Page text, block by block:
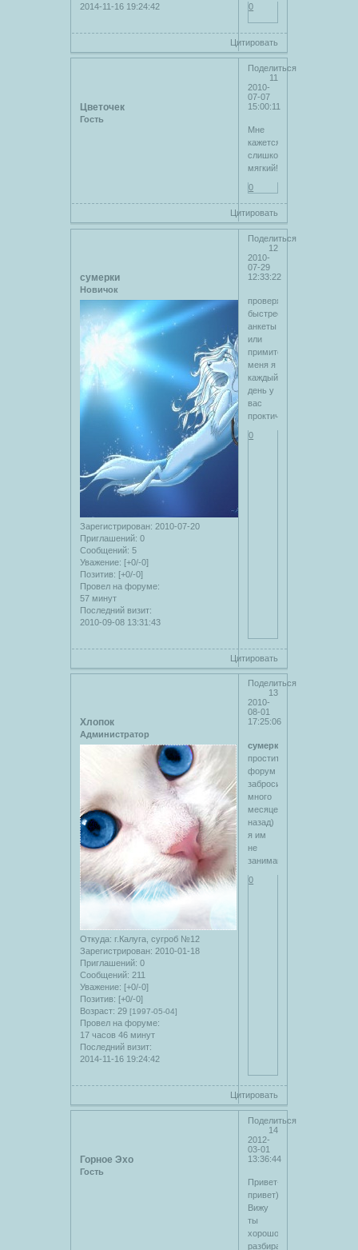
2014-11-16 19:24:42
0
Цитировать
Поделиться
11
2010-
07-07
15:00:11
Цветочек
Гость
Мне
кажется
слишком
мягкий!
0
Цитировать
Поделиться
12
2010-
07-29
12:33:22
сумерки
Новичок
Зарегистрирован: 2010-07-20
Приглашений: 0
Сообщений: 5
Уважение: [+0/-0]
Позитив: [+0/-0]
Провел на форуме:
57 минут
Последний визит:
2010-09-08 13:31:43
проверяйте
быстрее
анкеты
или
примите
меня я
каждый
день у
вас
проктически
0
Цитировать
Поделиться
13
2010-
08-01
17:25:06
Хлопок
Администратор
Откуда: г.Калуга, сугроб №12
Зарегистрирован: 2010-01-18
Приглашений: 0
Сообщений: 211
Уважение: [+0/-0]
Позитив: [+0/-0]
Возраст: 29[1997-05-04]
Провел на форуме:
17 часов 46 минут
Последний визит:
2014-11-16 19:24:42
сумерки
простите,
форум
забросили
много
месяцев
назад)
я им
не
занимаюсь
0
Цитировать
Поделиться
14
2012-
03-01
13:36:44
Горное Эхо
Гость
Привет-
привет)
Вижу
ты
хорошо
разбираешься